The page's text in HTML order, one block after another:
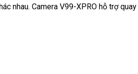
nhau. Camera V99-XPRO hỗ trợ